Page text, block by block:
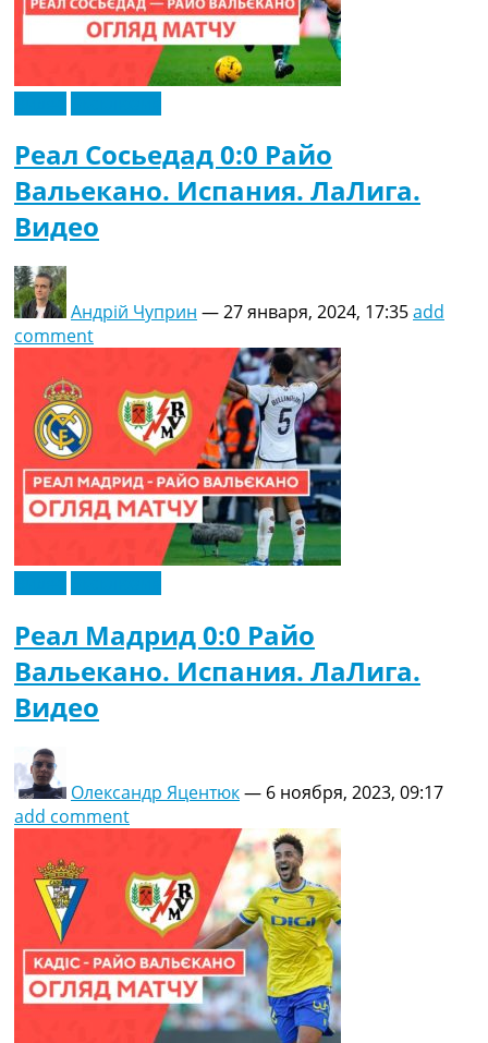
Реал Сосьедад 0:0 Райо
Вальекано. Испания. ЛаЛига.
Видео
Андрій Чуприн —27 января, 2024, 17:35add
comment
Реал Мадрид 0:0 Райо
Вальекано. Испания. ЛаЛига.
Видео
Олександр Яцентюк— 6 ноября, 2023, 09:17
add comment